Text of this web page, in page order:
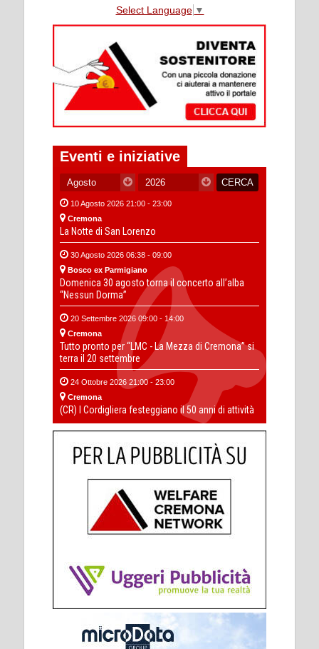
Select Language ▼
Eventi e iniziative
10 Agosto 2026 21:00 - 23:00
Cremona
La Notte di San Lorenzo
30 Agosto 2026 06:38 - 09:00
Bosco ex Parmigiano
Domenica 30 agosto torna il concerto all’alba
“Nessun Dorma”
20 Settembre 2026 09:00 - 14:00
Cremona
Tutto pronto per “LMC - La Mezza di Cremona” si
terra il 20 settembre
24 Ottobre 2026 21:00 - 23:00
Cremona
(CR) I Cordigliera festeggiano il 50 anni di attività